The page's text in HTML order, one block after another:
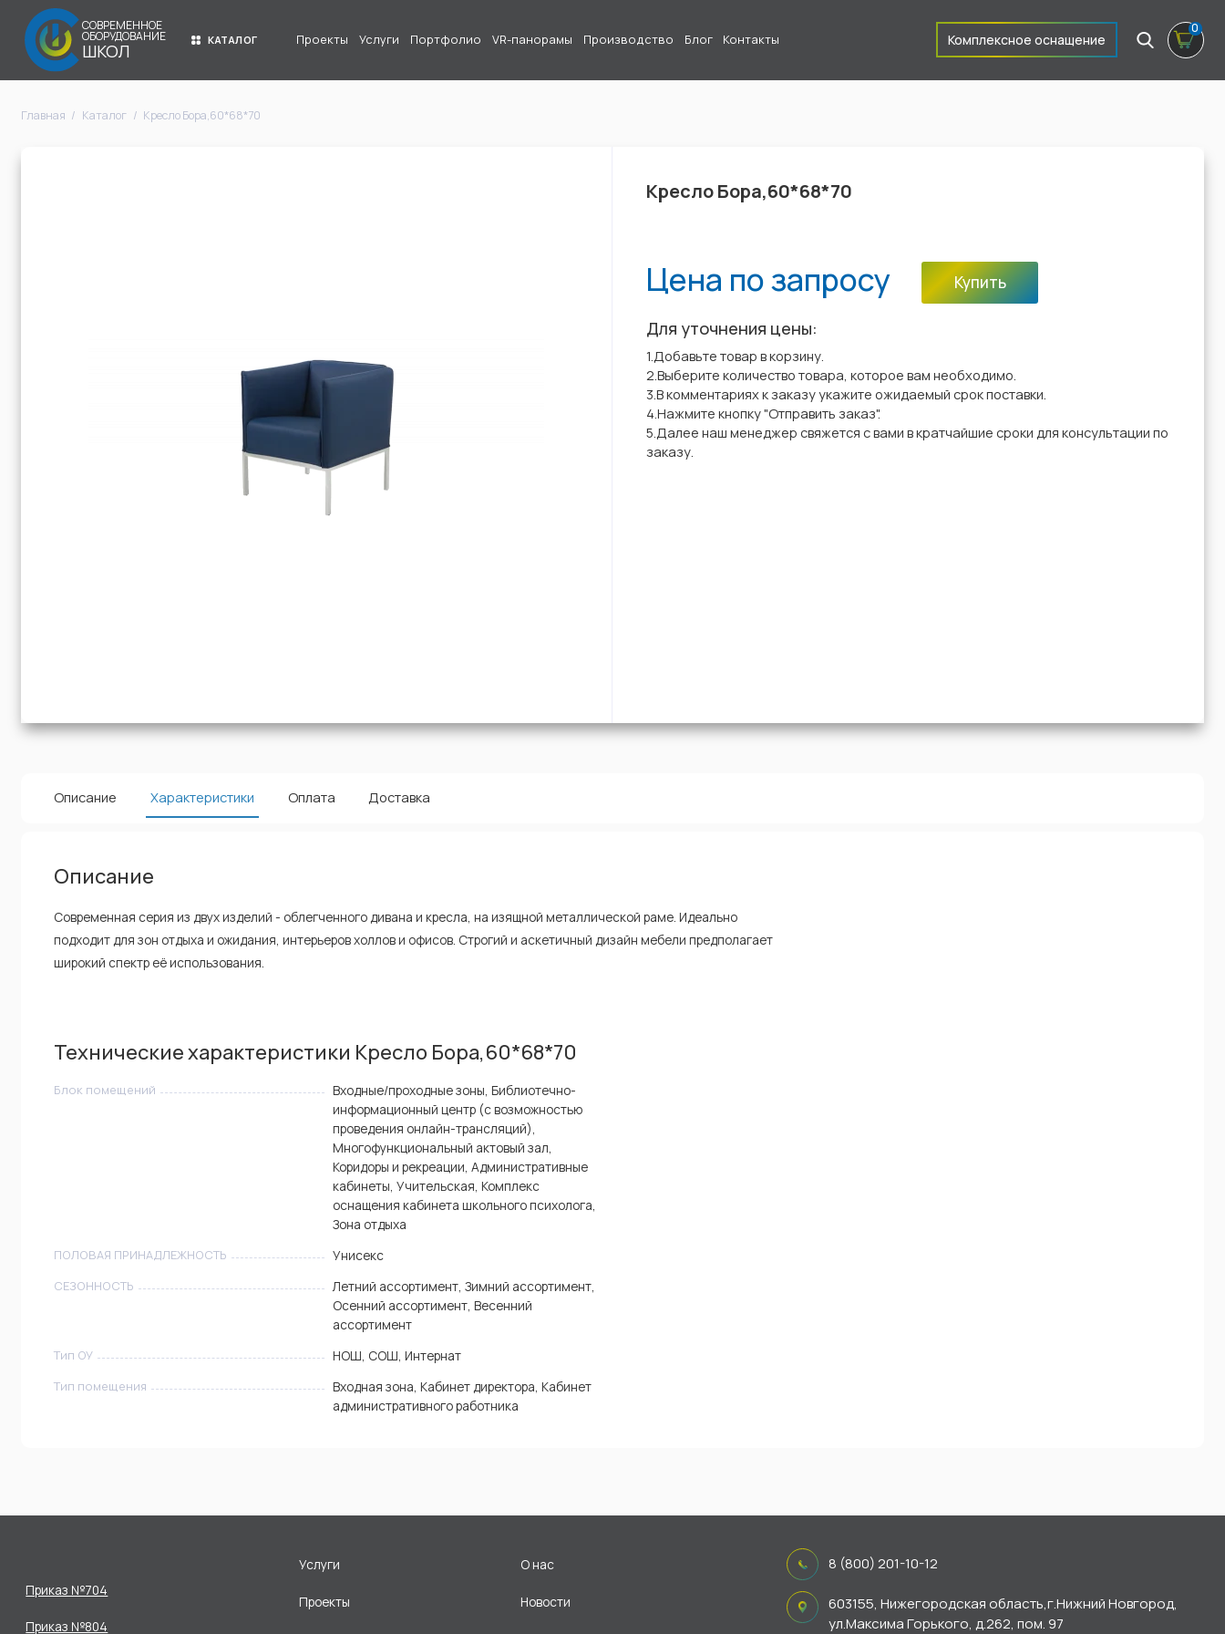
СОВРЕМЕННОЕ
ОБОРУДОВАНИЕ
ШКОЛ КАТАЛОГ Проекты Услуги Портфолио VR-панорамы Производство Блог Контакты Комплексное оснащение
0
Главная Каталог Кресло Бора,60*68*70
Кресло Бора,60*68*70
Цена по запросу Купить
Для уточнения цены:
1.Добавьте товар в корзину.
2.Выберите количество товара, которое вам необходимо.
3.В комментариях к заказу укажите ожидаемый срок поставки.
4.Нажмите кнопку "Отправить заказ".
5.Далее наш менеджер свяжется с вами в кратчайшие сроки для консультации по
заказу.
Описание Характеристики Оплата Доставка
Описание
Современная серия из двух изделий - облегченного дивана и кресла, на изящной металлической раме. Идеально
подходит для зон отдыха и ожидания, интерьеров холлов и офисов. Строгий и аскетичный дизайн мебели предполагает
широкий спектр её использования.
Технические характеристики Кресло Бора,60*68*70
Блок помещений
Входные/проходные зоны, Библиотечно-
информационный центр (с возможностью
проведения онлайн-трансляций),
Многофункциональный актовый зал,
Коридоры и рекреации, Административные
кабинеты, Учительская, Комплекс
оснащения кабинета школьного психолога,
Зона отдыха
ПОЛОВАЯ ПРИНАДЛЕЖНОСТЬ Унисекс
СЕЗОННОСТЬ
Летний ассортимент, Зимний ассортимент,
Осенний ассортимент, Весенний
ассортимент
Тип ОУ НОШ, СОШ, Интернат
Тип помещения
Входная зона, Кабинет директора, Кабинет
административного работника
Приказ №704
Приказ №804
Услуги
Проекты
О нас
Новости
8 (800) 201-10-12
603155, Нижегородская область,г.Нижний Новгород,
ул.Максима Горького, д.262, пом. 97